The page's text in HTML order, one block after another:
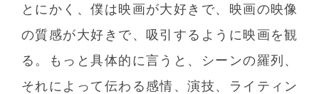
とにかく、僕は映画が大好きで、映画の映像
の質感が大好きで、吸引するように映画を観
る。もっと具体的に言うと、シーンの羅列、
それによって伝わる感情、演技、ライティン